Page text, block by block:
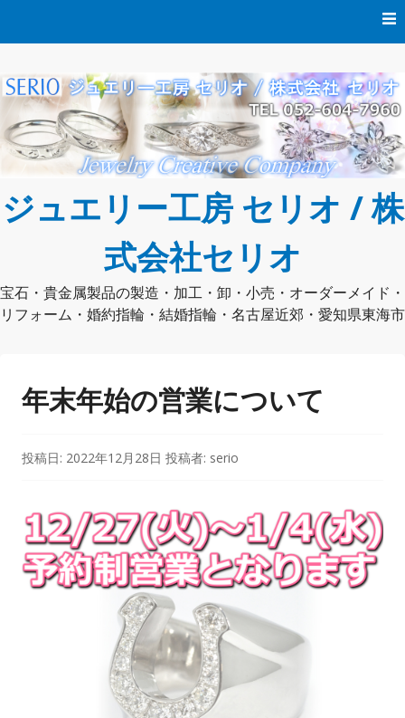
ン
ツ
へ
ス
キ
ジュエリー工房 セリオ / 株
式会社セリオ
宝石・貴金属製品の製造・加工・卸・小売・オーダーメイド・
リフォーム・婚約指輪・結婚指輪・名古屋近郊・愛知県東海市
年末年始の営業について
投稿日: 2022年12月28日 投稿者: serio